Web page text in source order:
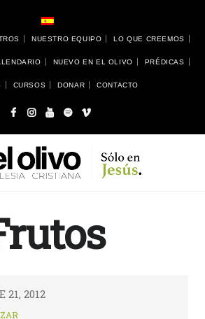
NUESTRO EQUIPO LO QUE CREEMOS
NUEVO EN EL OLIVO PRÉDICAS
CURSOS DONAR CONTACTO
21, 2012